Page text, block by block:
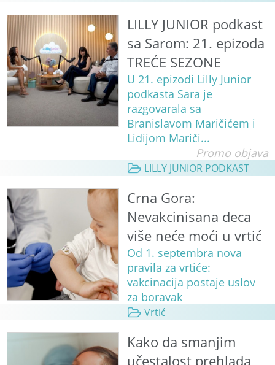
LILLY JUNIOR podkast
sa Sarom: 21. epizoda
TREĆE SEZONE
U 21. epizodi Lilly Junior
podkasta Sara je
razgovarala sa
Branislavom Maričićem i
Lidijom Mariči...
Promo objava
LILLY JUNIOR PODKAST
Crna Gora:
Nevakcinisana deca
više neće moći u vrtić
Od 1. septembra nova
pravila za vrtiće:
vakcinacija postaje uslov
za boravak
Vrtić
Kako da smanjim